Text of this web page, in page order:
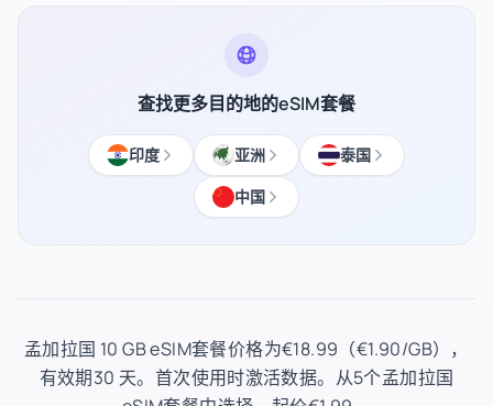
查找更多目的地的eSIM套餐
印度 亚洲
泰国
中国
孟加拉国 10 GB eSIM套餐价格为€18.99（€1.90/GB），
有效期30 天。首次使用时激活数据。从5个孟加拉国